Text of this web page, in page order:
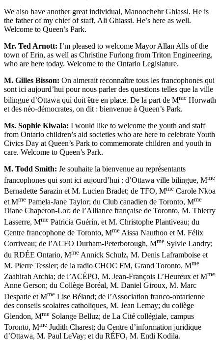
We also have another great individual, Manoochehr Ghiassi. He is
the father of my chief of staff, Ali Ghiassi. He’s here as well.
Welcome to Queen’s Park.
Mr. Ted Arnott: I’m pleased to welcome Mayor Allan Alls of the
town of Erin, as well as Christine Furlong from Triton Engineering,
who are here today. Welcome to the Ontario Legislature.
M. Gilles Bisson: On aimerait reconnaître tous les francophones qui
sont ici aujourd’hui pour nous parler des questions telles que la ville
bilingue d’Ottawa qui doit être en place. De la part de Mme Horwath
et des néo-démocrates, on dit : bienvenue à Queen’s Park.
Ms. Sophie Kiwala: I would like to welcome the youth and staff
from Ontario children’s aid societies who are here to celebrate Youth
Civics Day at Queen’s Park to commemorate children and youth in
care. Welcome to Queen’s Park.
M. Todd Smith: Je souhaite la bienvenue au représentants
francophones qui sont ici aujourd’hui : d’Ottawa ville bilingue, Mme
Bernadette Sarazin et M. Lucien Bradet; de TFO, Mme Carole Nkoa
et Mme Pamela-Jane Taylor; du Club canadien de Toronto, Mme
Diane Chaperon-Lor; de l’Alliance française de Toronto, M. Thierry
Lasserre, Mme Patricia Guérin, et M. Christophe Plantiveau; du
Centre francophone de Toronto, Mme Aissa Nauthoo et M. Félix
Corriveau; de l’ACFO Durham-Peterborough, Mme Sylvie Landry;
du RDÉE Ontario, Mme Annick Schulz, M. Denis Laframboise et
M. Pierre Tessier; de la radio CHOC FM, Grand Toronto, Mme
Zaahirah Atchia; de l’ACÉPO, M. Jean-François L’Heureux et Mme
Anne Gerson; du Collège Boréal, M. Daniel Giroux, M. Marc
Despatie et Mme Lise Béland; de l’Association franco-ontarienne
des conseils scolaires catholiques, M. Jean Lemay; du collège
Glendon, Mme Solange Belluz; de La Cité collégiale, campus
Toronto, Mme Judith Charest; du Centre d’information juridique
d’Ottawa, M. Paul LeVay; et du RÉFO, M. Endi Kodila.